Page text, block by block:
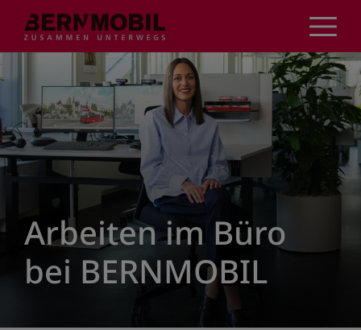
Inhalt
Arbeiten im Büro
bei BERNMOBIL